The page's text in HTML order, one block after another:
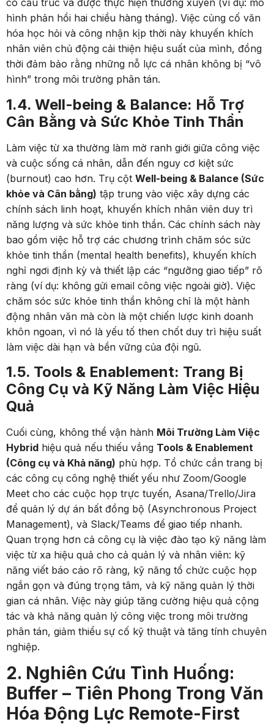
có cấu trúc và được thực hiện thường xuyên (ví dụ: mô
hình phản hồi hai chiều hàng tháng). Việc củng cố văn
hóa học hỏi và công nhận kịp thời này khuyến khích
nhân viên chủ động cải thiện hiệu suất của mình, đồng
thời đảm bảo rằng những nỗ lực cá nhân không bị “vô
hình” trong môi trường phân tán.
1.4. Well-being & Balance: Hỗ Trợ
Cân Bằng và Sức Khỏe Tinh Thần
Làm việc từ xa thường làm mờ ranh giới giữa công việc
và cuộc sống cá nhân, dẫn đến nguy cơ kiệt sức
(burnout) cao hơn. Trụ cột Well-being & Balance (Sức
khỏe và Cân bằng) tập trung vào việc xây dựng các
chính sách linh hoạt, khuyến khích nhân viên duy trì
năng lượng và sức khỏe tinh thần. Các chính sách này
bao gồm việc hỗ trợ các chương trình chăm sóc sức
khỏe tinh thần (mental health benefits), khuyến khích
nghỉ ngơi định kỳ và thiết lập các “ngưỡng giao tiếp” rõ
ràng (ví dụ: không gửi email công việc ngoài giờ). Việc
chăm sóc sức khỏe tinh thần không chỉ là một hành
động nhân văn mà còn là một chiến lược kinh doanh
khôn ngoan, vì nó là yếu tố then chốt duy trì hiệu suất
làm việc dài hạn và bền vững của đội ngũ.
1.5. Tools & Enablement: Trang Bị
Công Cụ và Kỹ Năng Làm Việc Hiệu
Quả
Cuối cùng, không thể vận hành Môi Trường Làm Việc
Hybrid hiệu quả nếu thiếu vắng Tools & Enablement
(Công cụ và Khả năng) phù hợp. Tổ chức cần trang bị
các công cụ công nghệ thiết yếu như Zoom/Google
Meet cho các cuộc họp trực tuyến, Asana/Trello/Jira
để quản lý dự án bất đồng bộ (Asynchronous Project
Management), và Slack/Teams để giao tiếp nhanh.
Quan trọng hơn cả công cụ là việc đào tạo kỹ năng làm
việc từ xa hiệu quả cho cả quản lý và nhân viên: kỹ
năng viết báo cáo rõ ràng, kỹ năng tổ chức cuộc họp
ngắn gọn và đúng trọng tâm, và kỹ năng quản lý thời
gian cá nhân. Việc này giúp tăng cường hiệu quả cộng
tác và khả năng quản lý công việc trong môi trường
phân tán, giảm thiểu sự cố kỹ thuật và tăng tính chuyên
nghiệp.
2. Nghiên Cứu Tình Huống:
Buffer – Tiên Phong Trong Văn
Hóa Động Lực Remote-First